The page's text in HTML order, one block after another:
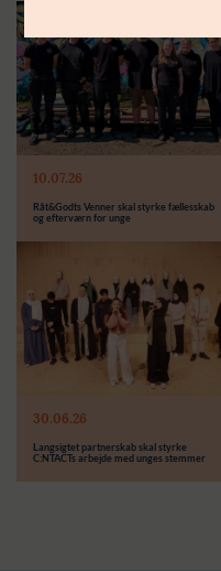
10.07.26
Råt&Godts Venner skal styrke fællesskab
og efterværn for unge
Modtager:
Støttebeløb i alt:
30.06.26
Langsigtet partnerskab skal styrke
C:NTACTs arbejde med unges stemmer
Modtager:C:NTACT
Støttebeløb i alt:6.000.000 kr.
Læs mere